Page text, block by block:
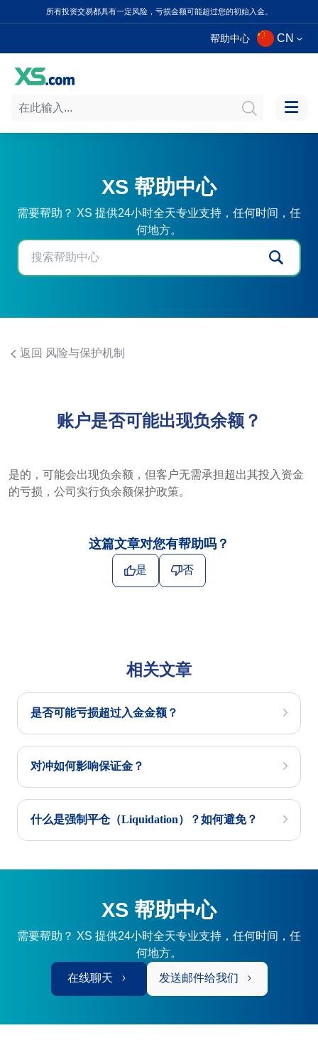
所有投资交易都具有一定风险，亏损金额可能超过您的初始入金。
帮助中心 CN
XS 帮助中心
需要帮助？ XS 提供24小时全天专业支持，任何时间，任
何地方。
返回 风险与保护机制
账户是否可能出现负余额？
是的，可能会出现负余额，但客户无需承担超出其投入资金
的亏损，公司实行负余额保护政策。
这篇文章对您有帮助吗？
是 否
相关文章
是否可能亏损超过入金金额？
对冲如何影响保证金？
什么是强制平仓（Liquidation）？如何避免？
XS 帮助中心
需要帮助？ XS 提供24小时全天专业支持，任何时间，任
何地方。
在线聊天 发送邮件给我们